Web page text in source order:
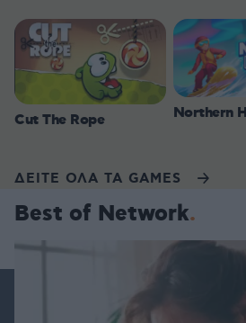
Cut The Rope Northern
ΔΕΙΤΕ ΟΛΑ ΤΑ GAMES
Best of Network